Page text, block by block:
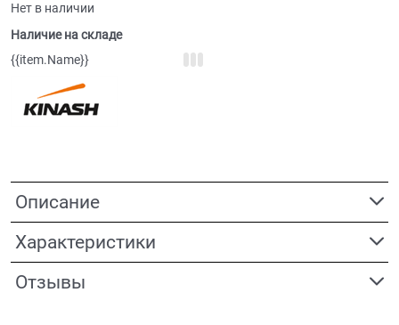
Нет в наличии
Наличие на складе
{{item.Name}}
Описание
Характеристики
Отзывы